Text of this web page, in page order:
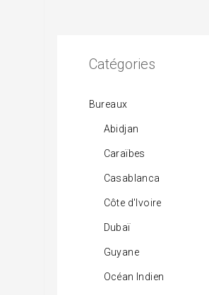
Catégories
Bureaux
Abidjan
Caraïbes
Casablanca
Côte d'Ivoire
Dubaï
Guyane
Océan Indien